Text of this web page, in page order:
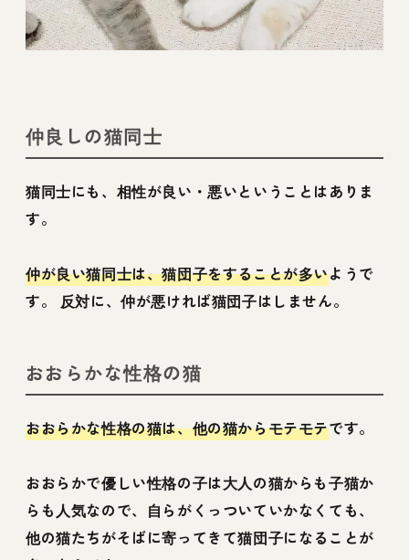
仲良しの猫同士
猫同士にも、相性が良い・悪いということはありま
す。
仲が良い猫同士は、猫団子をすることが多いようで
す。 反対に、仲が悪ければ猫団子はしません。
おおらかな性格の猫
おおらかな性格の猫は、他の猫からモテモテです。
おおらかで優しい性格の子は大人の猫からも子猫か
らも人気なので、自らがくっついていかなくても、
他の猫たちがそばに寄ってきて猫団子になることが